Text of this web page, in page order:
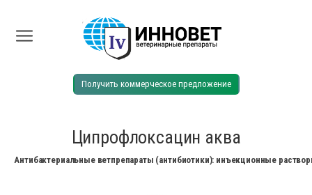
Получить коммерческое предложение
Ципрофлоксацин аква
Антибактериальные ветпрепараты (антибиотики): инъекционные